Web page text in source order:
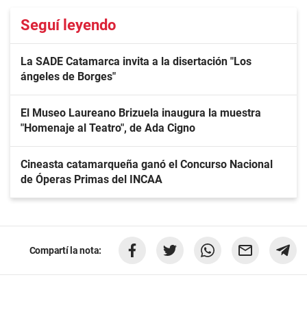
Seguí leyendo
La SADE Catamarca invita a la disertación "Los
ángeles de Borges"
El Museo Laureano Brizuela inaugura la muestra
"Homenaje al Teatro", de Ada Cigno
Cineasta catamarqueña ganó el Concurso Nacional
de Óperas Primas del INCAA
Compartí la nota: